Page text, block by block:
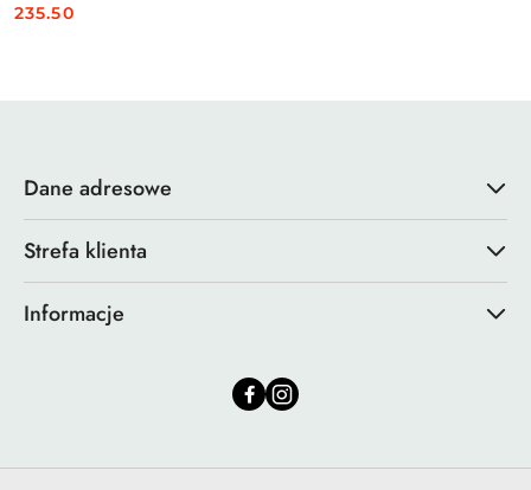
Cena:
235.50
Dane adresowe
Strefa klienta
Informacje